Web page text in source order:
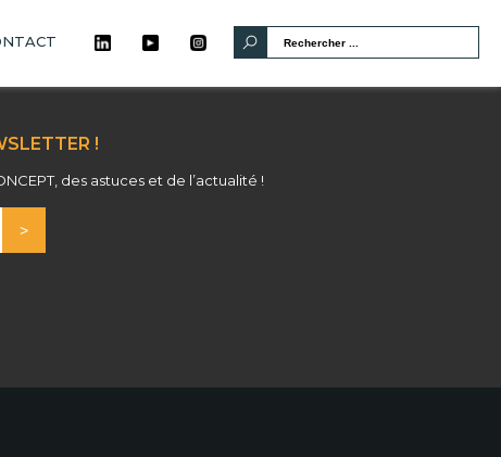
!
des astuces et de l’actualité !